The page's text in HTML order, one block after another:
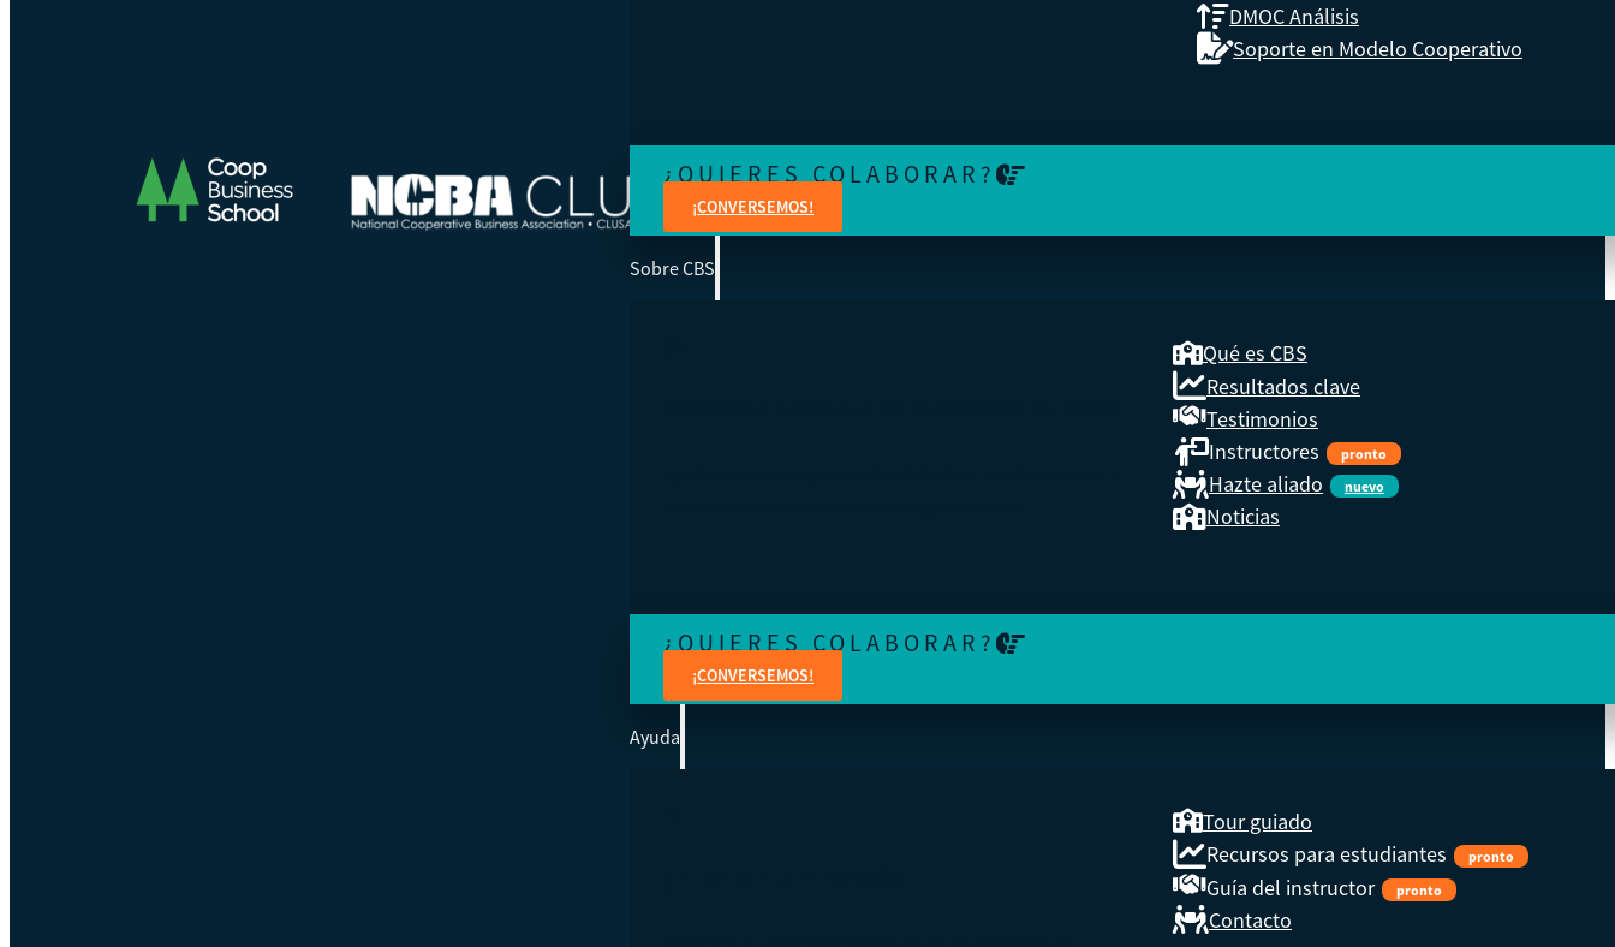
DMOC Análisis
Soporte en Modelo Cooperativo
¿QUIERES COLABORAR?
¡CONVERSEMOS!
Sobre CBS
Qué es CBS
Resultados clave
Testimonios
Instructores
pronto
Hazte aliado nuevo
Noticias
¿QUIERES COLABORAR?
¡CONVERSEMOS!
Ayuda
Tour guiado
Recursos para estudiantes
pronto
Guía del instructor pronto
Contacto